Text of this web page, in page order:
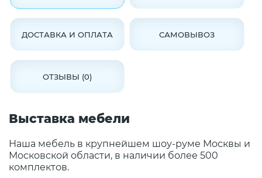
ДОСТАВКА И ОПЛАТА САМОВЫВОЗ
ОТЗЫВЫ (0)
Выставка мебели
Наша мебель в крупнейшем шоу-руме Москвы и
Московской области, в наличии более 500
комплектов.